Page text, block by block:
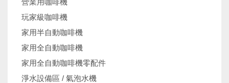
營業用咖啡機
玩家級咖啡機
家用半自動咖啡機
家用全自動咖啡機
家用全自動咖啡機零配件
淨水設備區 / 氣泡水機